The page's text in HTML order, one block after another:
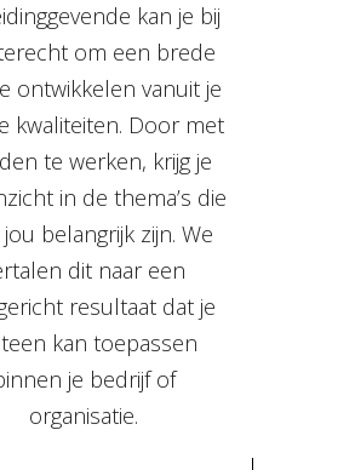
kan je bij
om een brede
ontwikkelen vanuit je
kwaliteiten. Door met
te werken, krijg je
in de thema’s die
belangrijk zijn. We
dit naar een
resultaat dat je
kan toepassen
je bedrijf of
organisatie.